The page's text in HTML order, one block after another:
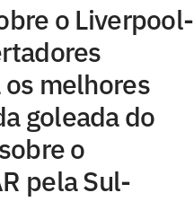
o Liverpool-
os melhores
goleada do
o
pela Sul-